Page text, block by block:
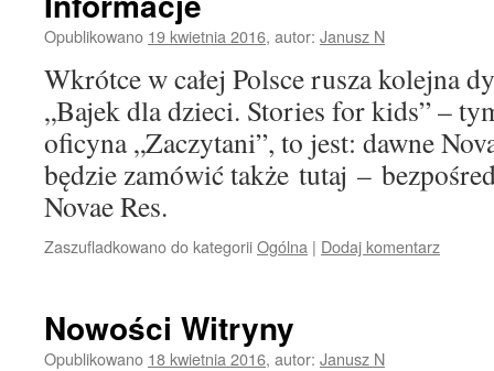
Opublikowano 19 kwietnia 2016, autor: Janusz N
Wkrótce w całej Polsce rusza kolejna
„Bajek dla dzieci. Stories for kids” –
oficyna „Zaczytani”, to jest: dawne
będzie zamówić także tutaj –
Novae Res.
Zaszufladkowano do kategoriiOgólna | Dodaj komentarz
Nowości Witryny
Opublikowano 18 kwietnia 2016, autor: Janusz N